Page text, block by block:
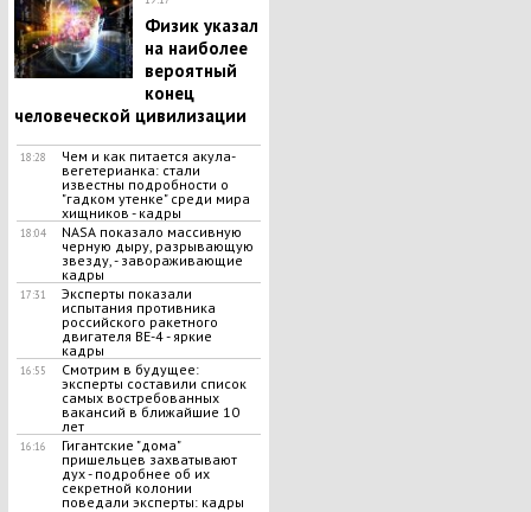
Физик указал
на наиболее
вероятный
конец
человеческой цивилизации
18:28
Чем и как питается акула-
вегетерианка: стали
известны подробности о
"гадком утенке" среди мира
хищников - кадры
18:04
NASA показало массивную
черную дыру, разрывающую
звезду, - завораживающие
кадры
17:31
Эксперты показали
испытания противника
российского ракетного
двигателя BE-4 - яркие
кадры
16:55
Смотрим в будущее:
эксперты составили список
самых востребованных
вакансий в ближайшие 10
лет
16:16
Гигантские "дома"
пришельцев захватывают
дух - подробнее об их
секретной колонии
поведали эксперты: кадры